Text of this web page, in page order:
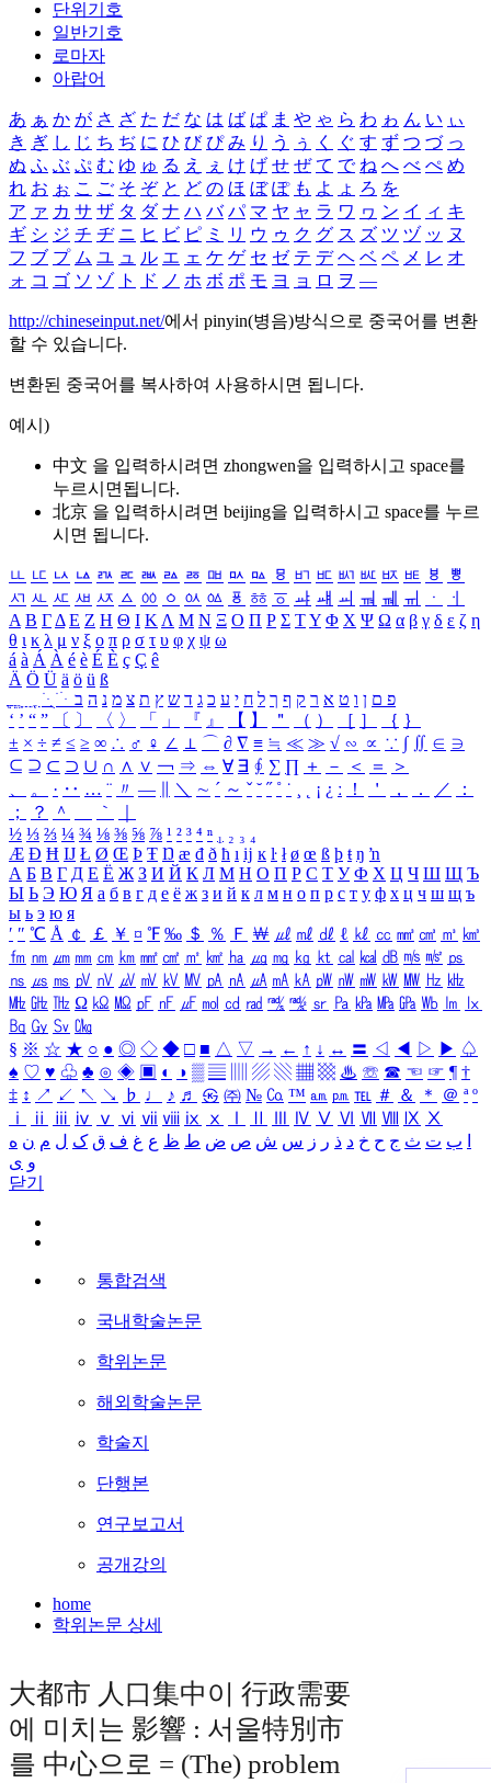
단위기호
일반기호
로마자
아랍어
あ ぁ か が さ ざ た だ な は ば ぱ ま や ゃ ら わ ゎ ん い ぃ
き ぎ し じ ち ぢ に ひ び ぴ み り う ぅ く ぐ す ず つ づ っ
ぬ ふ ぶ ぷ む ゆ ゅ る え ぇ け げ せ ぜ て で ね へ べ ぺ め
れ お ぉ こ ご そ ぞ と ど の ほ ぼ ぽ も よ ょ ろ を
ア ァ カ サ ザ タ ダ ナ ハ バ パ マ ヤ ャ ラ ワ ヮ ン イ ィ キ
ギ シ ジ チ ヂ ニ ヒ ビ ピ ミ リ ウ ゥ ク グ ス ズ ツ ヅ ッ ヌ
フ ブ プ ム ユ ュ ル エ ェ ケ ゲ セ ゼ テ デ ヘ ベ ペ メ レ オ
ォ コ ゴ ソ ゾ ト ド ノ ホ ボ ポ モ ヨ ョ ロ ヲ ―
http://chineseinput.net/에서 pinyin(병음)방식으로 중국어를 변환
할 수 있습니다.
변환된 중국어를 복사하여 사용하시면 됩니다.
예시)
中文 을 입력하시려면 zhongwen을 입력하시고 space를
누르시면됩니다.
北京 을 입력하시려면 beijing을 입력하시고 space를 누르
시면 됩니다.
ㅥ ㅦ ㅧ ㅨ ㅩ ㅪ ㅫ ㅬ ㅭ ㅮ ㅯ ㅰ ㅱ ㅲ ㅳ ㅴ ㅵ ㅶ ㅷ ㅸ
ㅹ
ㅺ ㅻ ㅼ ㅽ ㅾ ㅿ ㆀ ㆁ ㆂ ㆃ ㆄ ㆅ ㆆ ㆇ ㆈ ㆉ ㆊ ㆋ ㆌ ㆍ
ㆎ
Α Β ΓΔ Ε Ζ Η Θ Ι ΚΛ Μ Ν Ξ Ο Π Ρ Σ ΤΥ Φ Χ Ψ Ω α β γ δ ε ζ η
θ ι κ λ μ ν ξ ο π ρ σ τ υ φ χ ψ ω
á à Á À é è É È ç Ç ê
Ä Ö Ü ä ö ü ß
ִֶֹ ֻּ ׁׂ פ ם ן ו ט א ר ק ף ך ל ח י ע כ ג ד ש ץ ת צ מ נ ה ב
‘ ’ “ ” 〔 〕 〈 〉 「 」 『 』 【 】 ＂ （ ） ［ ］ ｛ ｝
± × ÷ ≠ ≤ ≥ ∞ ∴ ♂ ♀ ∠ ⊥ ⌒ ∂ ∇ ≡ ≒ ≪ ≫ √ ∽ ∝ ∵ ∫ ∬ ∈ ∋
⊆ ⊇ ⊂ ⊃ ∪ ∩ ∧ ∨ ￢ ⇒ ⇔ ∀ ∃ ∮ ∑ ∏ ＋ － ＜ ＝
＞
、
。 · ‥ … ¨ 〃 ― ＼ ∼ ´ ～ ˇ ˘ ˝ ˚ ˙ ¸ ¡ ¿ ː ！ ＇ ， ． ／
：
；
？ ＾ ｀
½ ⅓ ⅔ ¼ ¾ ⅛ ⅜ ⅝ ⅞ ¹ ² ³ ⁴ ⁿ ₁ ₂ ₃ ₄
Æ Ð Ħ Ĳ Ł Ø Œ Þ Ŧ Ŋ æ đ ð ħ ı ĳ ĸ ŀ ł ø œ ß þ ŧ ŋ ŉ
А Б В Г Д Е Ё Ж З И Й К Л М Н О П Р С Т У Ф Х Ц Ч Ш Щ Ъ
Ы Ь Э Ю Я а б в г д е ё ж з и й к л м н о п р с т у ф х ц ч ш щ ъ
ы ь э ю я
′ ″ ℃ Å ￠ ￡ ￥ ¤ ℉ ‰ ＄ ％ Ｆ ￦ ㎕ ㎖ ㎗ ℓ ㎘ ㏄ ㎣ ㎤ ㎥ ㎦
㎙ ㎚ ㎛ ㎜ ㎝ ㎞ ㎟ ㎠ ㎡ ㎢ ㏊ ㎍ ㎎ ㎏ ㏏ ㎈ ㎉ ㏈ ㎧ ㎨ ㎰
㎱ ㎲ ㎳ ㎴ ㎵ ㎶ ㎷ ㎸ ㎹ ㎀ ㎁ ㎂ ㎃ ㎄ ㎺ ㎻ ㎽ ㎾ ㎿ ㎐ ㎑
㎒ ㎓ ㎔ Ω ㏀ ㏁ ㎊ ㎋ ㎌ ㏖ ㏅ ㎭ ㎮ ㎯ ㏛ ㎩ ㎪ ㎫ ㎬ ㏝ ㏐
㏓
㏃ ㏉ ㏜ ㏆
§ ※ ☆ ★ ○ ● ◎ ◇ ◆ □ ■ △ ▽ → ← ↑ ↓ ↔ 〓 ◁ ◀ ▷ ▶ ♤
♠ ♡ ♥ ♧ ♣ ⊙ ◈ ▣ ◐ ◑ ▒ ▤ ▨ ▧ ▦ ▩ ♨ ☏ ☎ ☜ ☞ ¶ †
‡ ↕ ↗ ↙ ↖ ↘ ♭ ♩ ♪ ♬ ㉿ ㈜ № ㏇ ™ ㏂ ㏘ ℡ ＃ ＆ ＊ ＠ ª º
ⅰ
ⅱ ⅲ ⅳ ⅴ ⅵ ⅶ ⅷ ⅸ ⅹ Ⅳ Ⅴ Ⅵ Ⅶ Ⅷ Ⅸ Ⅹ
ب ت ث ج ح خ د ذ ر ز س ش ص ض ط ظ ع غ ف ق ک ل م ن ه
و ی
닫기
통합검색
국내학술논문
학위논문
해외학술논문
학술지
단행본
연구보고서
공개강의
home
학위논문 상세
大都市 人口集中이 行政需要
에 미치는 影響 : 서울特別市
를 中心으로 = (The) problem